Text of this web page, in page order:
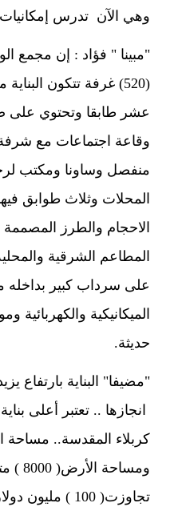
وهي الآن تدرس
"مبينا " فؤاد : إن مجمع
(520) غرفة تتكون
عشر طابقا وتحتوي على
وقاعة اجتماعات مع
منفصل وساونا ومكتب
المحلات وثلاث طوابق
الاحجام والطرز
المطاعم الشرقية
على سرداب كبير
الميكانيكية
حديثة.
انجازها .. تعتبر أعلى
تجاوزت( 100 )